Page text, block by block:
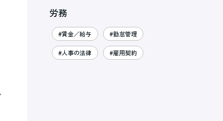
労務
#賃金／給与 #勤怠管理
#人事の法律 #雇用契約